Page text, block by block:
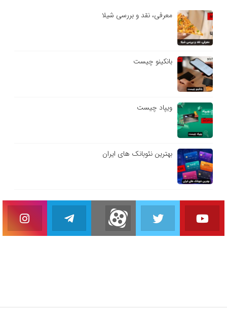
معرفی، نقد و بررسی شیلا
بانکینو چیست
ویپاد چیست
بهترین نئوبانک های ایران